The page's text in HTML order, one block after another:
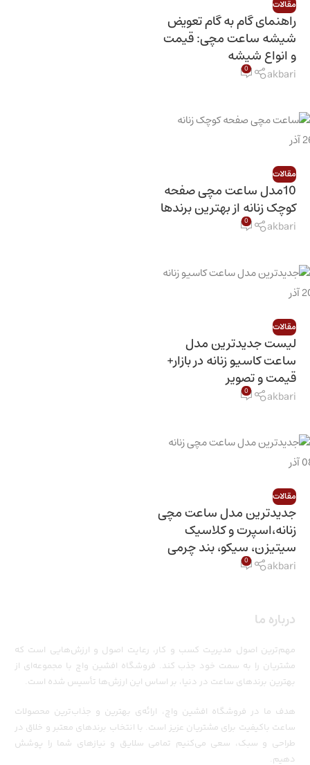
مقالات
راهنمای گام به گام تعویض
شیشه ساعت مچی: قیمت
و انواع شیشه
akbari
0
آذر
مقالات
10مدل ساعت مچی صفحه
کوچک زنانه از بهترین برندها
akbari
0
آذر
مقالات
لیست جدیدترین مدل
ساعت کاسیو زنانه در بازار+
قیمت و تصویر
akbari
0
آذر
مقالات
جدیدترین مدل ساعت مچی
زنانه،اسپرت و کلاسیک
سیتیزن، سیکو، بند چرمی
akbari
0
درباره ما
مهم‌ترین اصول مدیریت کسب و کار، رعایت اصول و ارزش‌هایی است که
مشتریان را به سمت خود جذب کند. فروشگاه افشین واچ با مجموعه‌ای از
بهترین برندهای ساعت در دنیا، بر اساس این ارزش‌ها تأسیس شده است.
هدف ما در فروشگاه افشین واچ، ارائه‌ی بهترین و جذاب‌ترین محصولات
ساعت باکیفیت برای مشتریان عزیز است. با انتخاب برندهای معتبر و خلاق در
طراحی و سبک، سعی می‌کنیم تمامی سلایق و نیازهای شما را پوشش
دهیم.